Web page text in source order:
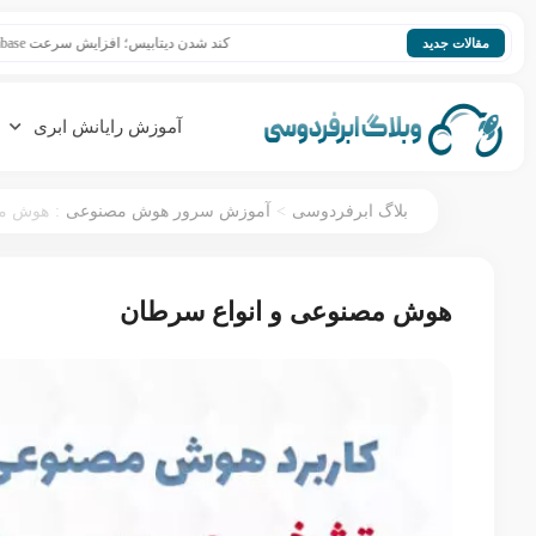
مقالات جدید کند شدن دیتابیس؛ افزایش سرعت Database
آموزش رایانش ابری
بلاگ ابرفردوسی > آموزش سرور هوش مصنوعی : هوش
هوش مصنوعی و انواع سرطان